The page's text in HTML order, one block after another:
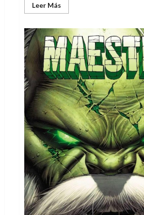
Leer Más
más
Galerías
Maldá,
el
lugar
en
el
que
viven
Harry
Potter
y
Son
Goku
(y
más,
todo
ello
en
Barcelona)